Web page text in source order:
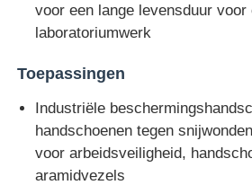
Schuring het testen Machine
rubber het testen materiaal
Apparatuur voor het testen van
voor een lange levensduur voor
laboratoriumwerk
Toepassingen
Industriële
handschoenen tegen
voor arbeidsveiligheid,
aramidvezels